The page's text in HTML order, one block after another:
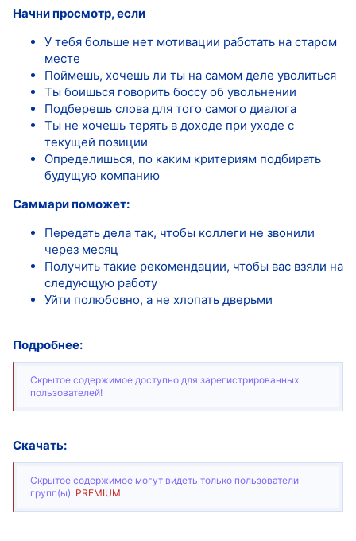
Начни просмотр, если
У тебя больше нет мотивации работать на старом
месте
Поймешь, хочешь ли ты на самом деле уволиться
Ты боишься говорить боссу об увольнении
Подберешь слова для того самого диалога
Ты не хочешь терять в доходе при уходе с
текущей позиции
Определишься, по каким критериям подбирать
будущую компанию
Саммари поможет:
Передать дела так, чтобы коллеги не звонили
через месяц
Получить такие рекомендации, чтобы вас взяли на
следующую работу
Уйти полюбовно, а не хлопать дверьми
Подробнее:
Скрытое содержимое доступно для зарегистрированных
пользователей!
Скачать:
Скрытое содержимое могут видеть только пользователи
групп(ы): PREMIUM